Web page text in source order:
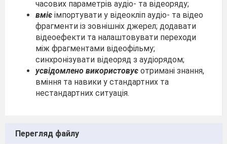
часових параметрів аудіо- та відеоряду;
вміє імпортувати у відеокліп аудіо- та відео
фрагменти із зовнішніх джерел; додавати
відеоефекти та налаштовувати переходи
між фрагментами відеофільму;
синхронізувати відеоряд з аудіорядом;
усвідомлено використовує отримані знання,
вміння та навики у стандартних та
нестандартних ситуація.
Перегляд файлу